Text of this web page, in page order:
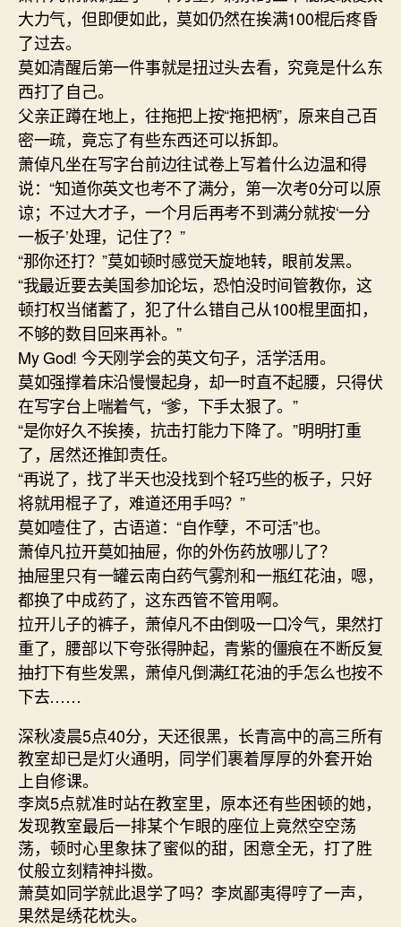
大力气，但即便如此，莫如仍然在挨满100棍后疼昏
了过去。
莫如清醒后第一件事就是扭过头去看，究竟是什么东
西打了自己。
父亲正蹲在地上，往拖把上按“拖把柄”，原来自己百
密一疏，竟忘了有些东西还可以拆卸。
萧倬凡坐在写字台前边往试卷上写着什么边温和得
说：“知道你英文也考不了满分，第一次考0分可以原
谅；不过大才子，一个月后再考不到满分就按‘一分
一板子’处理，记住了？”
“那你还打？”莫如顿时感觉天旋地转，眼前发黑。
“我最近要去美国参加论坛，恐怕没时间管教你，这
顿打权当储蓄了，犯了什么错自己从100棍里面扣，
不够的数目回来再补。”
My God! 今天刚学会的英文句子，活学活用。
莫如强撑着床沿慢慢起身，却一时直不起腰，只得伏
在写字台上喘着气，“爹，下手太狠了。”
“是你好久不挨揍，抗击打能力下降了。”明明打重
了，居然还推卸责任。
“再说了，找了半天也没找到个轻巧些的板子，只好
将就用棍子了，难道还用手吗？”
莫如噎住了，古语道：“自作孽，不可活”也。
萧倬凡拉开莫如抽屉，你的外伤药放哪儿了？
抽屉里只有一罐云南白药气雾剂和一瓶红花油，嗯，
都换了中成药了，这东西管不管用啊。
拉开儿子的裤子，萧倬凡不由倒吸一口冷气，果然打
重了，腰部以下夸张得肿起，青紫的僵痕在不断反复
抽打下有些发黑，萧倬凡倒满红花油的手怎么也按不
下去……
深秋凌晨5点40分，天还很黑，长青高中的高三所有
教室却已是灯火通明，同学们裹着厚厚的外套开始
上自修课。
李岚5点就准时站在教室里，原本还有些困顿的她，
发现教室最后一排某个乍眼的座位上竟然空空荡
荡，顿时心里象抹了蜜似的甜，困意全无，打了胜
仗般立刻精神抖擞。
萧莫如同学就此退学了吗？李岚鄙夷得哼了一声，
果然是绣花枕头。